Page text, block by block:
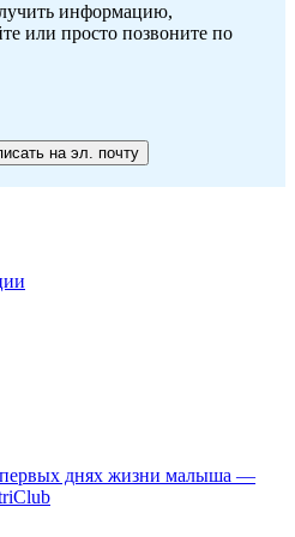
информацию,
или просто позвоните по
на эл. почту
днях жизни малыша —